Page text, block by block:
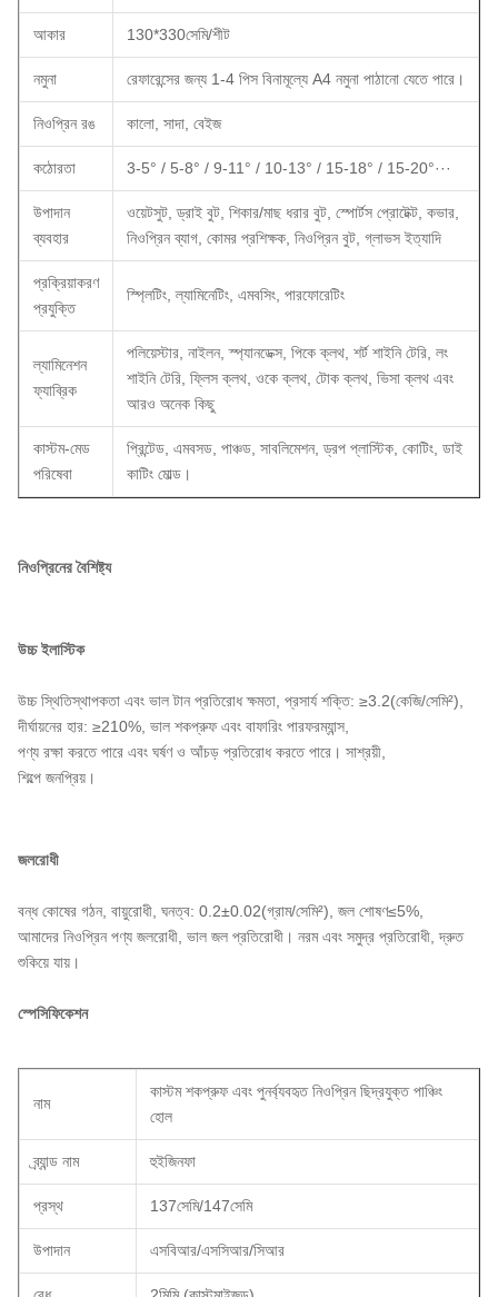
আকার 130*330সেমি/শীট
নমুনা রেফারেন্সের জন্য 1-4 পিস বিনামূল্যে A4 নমুনা পাঠানো যেতে পারে।
নিওপ্রিন রঙ কালো, সাদা, বেইজ
কঠোরতা 3-5° / 5-8° / 9-11° / 10-13° / 15-18° / 15-20°···
উপাদান
ব্যবহার
ওয়েটসুট, ড্রাই বুট, শিকার/মাছ ধরার বুট, স্পোর্টস প্রোটেক্ট, কভার,
নিওপ্রিন ব্যাগ, কোমর প্রশিক্ষক, নিওপ্রিন বুট, গ্লাভস ইত্যাদি
প্রক্রিয়াকরণ
প্রযুক্তি
স্প্লিটিং, ল্যামিনেটিং, এমবসিং, পারফোরেটিং
ল্যামিনেশন
ফ্যাব্রিক
পলিয়েস্টার, নাইলন, স্প্যানডেক্স, পিকে ক্লথ, শর্ট শাইনি টেরি, লং
শাইনি টেরি, ফ্লিস ক্লথ, ওকে ক্লথ, টোক ক্লথ, ভিসা ক্লথ এবং
আরও অনেক কিছু
কাস্টম-মেড
পরিষেবা
প্রিন্টেড, এমবসড, পাঞ্চড, সাবলিমেশন, ড্রপ প্লাস্টিক, কোটিং, ডাই
কাটিং মোল্ড।
নিওপ্রিনের বৈশিষ্ট্য
উচ্চ ইলাস্টিক
উচ্চ স্থিতিস্থাপকতা এবং ভাল টান প্রতিরোধ ক্ষমতা, প্রসার্য শক্তি: ≥3.2(কেজি/সেমি²),
দীর্ঘায়নের হার: ≥210%, ভাল শকপ্রুফ এবং বাফারিং পারফরম্যান্স,
পণ্য রক্ষা করতে পারে এবং ঘর্ষণ ও আঁচড় প্রতিরোধ করতে পারে। সাশ্রয়ী,
শিল্পে জনপ্রিয়।
জলরোধী
বন্ধ কোষের গঠন, বায়ুরোধী, ঘনত্ব: 0.2±0.02(গ্রাম/সেমি²), জল শোষণ≤5%,
আমাদের নিওপ্রিন পণ্য জলরোধী, ভাল জল প্রতিরোধী। নরম এবং সমুদ্র প্রতিরোধী, দ্রুত
শুকিয়ে যায়।
স্পেসিফিকেশন
নাম
কাস্টম শকপ্রুফ এবং পুনর্ব্যবহৃত নিওপ্রিন ছিদ্রযুক্ত পাঞ্চিং
হোল
ব্র্যান্ড নাম হুইজিনফা
প্রস্থ 137সেমি/147সেমি
উপাদান এসবিআর/এসসিআর/সিআর